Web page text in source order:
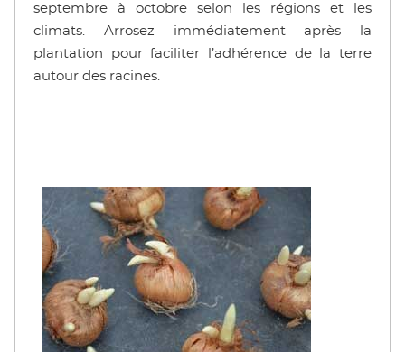
septembre à octobre selon les régions et les
climats. Arrosez immédiatement après la
plantation pour faciliter l’adhérence de la terre
autour des racines.